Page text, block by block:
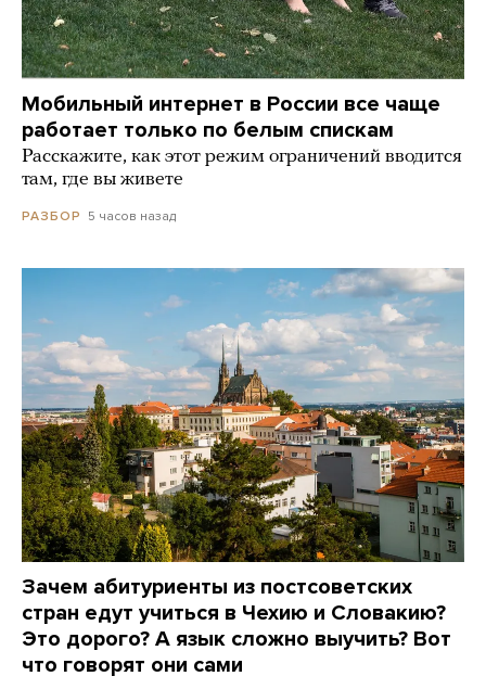
Мобильный интернет в России все чаще
работает только по белым спискам
Расскажите, как этот режим ограничений вводится
там, где вы живете
РАЗБОР 5 часов назад
Зачем абитуриенты из постсоветских
стран едут учиться в Чехию и Словакию?
Это дорого? А язык сложно выучить? Вот
что говорят они сами